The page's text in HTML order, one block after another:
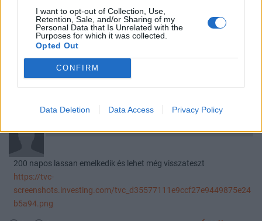
I want to opt-out of Collection, Use,
Retention, Sale, and/or Sharing of my
Personal Data that Is Unrelated with the
Purposes for which it was collected.
Opted Out
CONFIRM
Data Deletion Data Access Privacy Policy
0 Válasz erre
Vicus2000
Előzmény:#849pedaz
ma is fel van még függesztve? vagy hol találom meg?
Jocek 2025. 08. 05. 21:06
200 napos lassan emelkedik és lehet még visszateszt
https://tvc-
screenshots.investing.com/tvc_d35577111e9ccf27e9449875e24
b5a94.png